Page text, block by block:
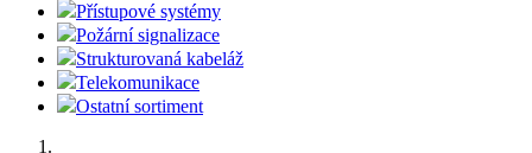
Přístupové systémy
Požární signalizace
Strukturovaná kabeláž
Telekomunikace
Ostatní sortiment